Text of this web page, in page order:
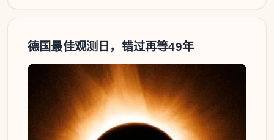
德国最佳观测日，错过再等49年